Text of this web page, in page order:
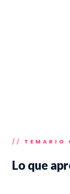
TEMARIO
Lo que